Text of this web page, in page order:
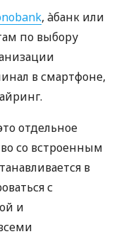
, àбанк или
по выбору
в смартфоне,
отдельное
со встроенным
в
с
и